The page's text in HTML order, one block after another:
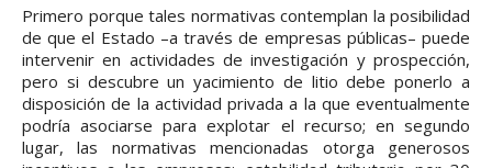
Primero porque tales normativas contemplan la posibilidad
de que el Estado –a través de empresas públicas– puede
intervenir en actividades de investigación y prospección,
pero si descubre un yacimiento de litio debe ponerlo a
disposición de la actividad privada a la que eventualmente
podría asociarse para explotar el recurso; en segundo
lugar, las normativas mencionadas otorga generosos